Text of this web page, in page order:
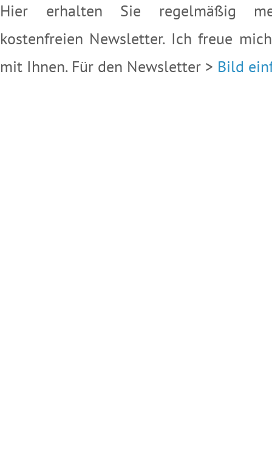
Hier erhalten Sie regelmäßig
kostenfreien Newsletter. Ich freue
mit Ihnen. Für den Newsletter > Bild